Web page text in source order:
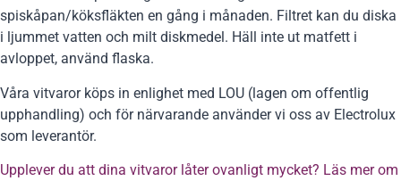
spiskåpan/köksfläkten en gång i månaden. Filtret kan du diska
i ljummet vatten och milt diskmedel. Häll inte ut matfett i
avloppet, använd flaska.
Våra vitvaror köps in enlighet med LOU (lagen om offentlig
upphandling) och för närvarande använder vi oss av Electrolux
som leverantör.
Upplever du att dina vitvaror låter ovanligt mycket? Läs mer om